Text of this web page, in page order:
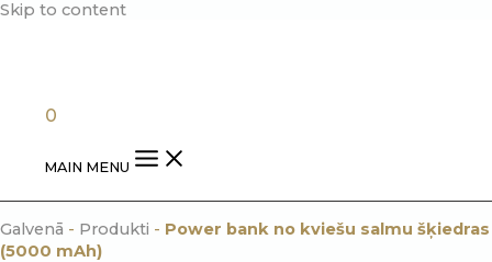
Skip to content
0
MAIN MENU
Galvenā - Produkti - Power bank no kviešu salmu šķiedras
(5000 mAh)